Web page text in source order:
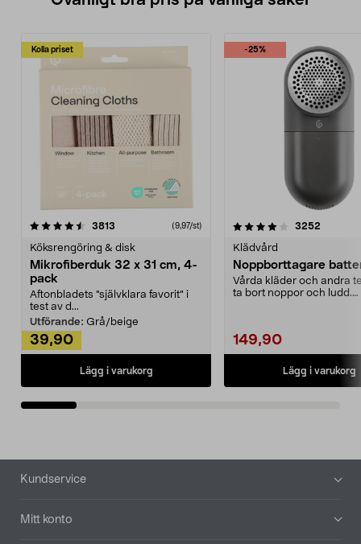
Kolla priset
3813 (9,97/st)
Köksrengöring & disk
Mikrofiberduk 32 x 31 cm, 4-
pack
Aftonbladets "självklara favorit” i
test av d...
Utförande: Grå/beige
39,90
Lägg i varukorg
-25%
4.0av 5 stjärnor 3252
Klädvård
Noppborttagare
Vårda kläder och andra
ta bort noppor och ludd.
149,90
Lägg i varukorg
4.5av 5 stjärnor
Sidfot
Kundservice
Mitt konto